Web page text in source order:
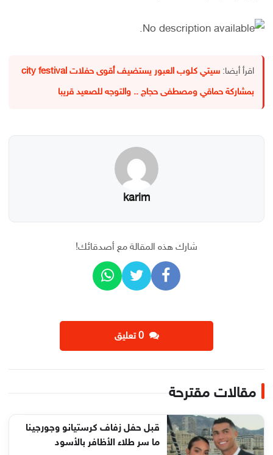
اقرأ أيضا:
سيتي كلوب العبور يستضيف أقوى حفلات city festival
بمشاركة حماقي ومصطفى حجاج .. والتوجه للصعيد قريبا
karim
شارك هذه المقالة مع أصدقائك!
‫0 تعليق
مقالات مقترحة
قبل حفل زفاف كرستيانو وجورجينا
ما سر طلاء الأظافر بالأسود